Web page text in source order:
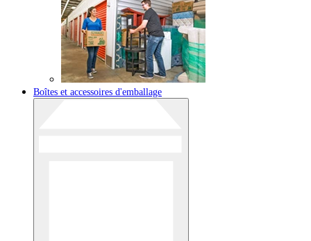
Boîtes et accessoires d'emballage